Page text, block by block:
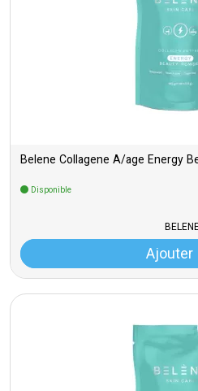
Belene Collagene A/age Energy
Disponible
Ajouter